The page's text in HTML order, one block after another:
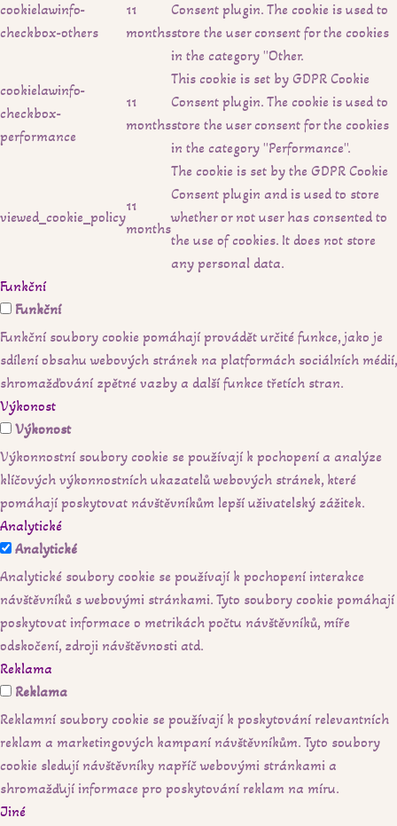
cookielawinfo-
checkbox-others
11
months
Consent plugin. The cookie is used to
store the user consent for the cookies
in the category "Other.
cookielawinfo-
checkbox-
performance
11
months
This cookie is set by GDPR Cookie
Consent plugin. The cookie is used to
store the user consent for the cookies
in the category "Performance".
viewed_cookie_policy
11
months
The cookie is set by the GDPR Cookie
Consent plugin and is used to store
whether or not user has consented to
the use of cookies. It does not store
any personal data.
Funkční
Funkční
Funkční soubory cookie pomáhají provádět určité funkce, jako je
sdílení obsahu webových stránek na platformách sociálních médií,
shromažďování zpětné vazby a další funkce třetích stran.
Výkonost
Výkonost
Výkonnostní soubory cookie se používají k pochopení a analýze
klíčových výkonnostních ukazatelů webových stránek, které
pomáhají poskytovat návštěvníkům lepší uživatelský zážitek.
Analytické
Analytické
Analytické soubory cookie se používají k pochopení interakce
návštěvníků s webovými stránkami. Tyto soubory cookie pomáhají
poskytovat informace o metrikách počtu návštěvníků, míře
odskočení, zdroji návštěvnosti atd.
Reklama
Reklama
Reklamní soubory cookie se používají k poskytování relevantních
reklam a marketingových kampaní návštěvníkům. Tyto soubory
cookie sledují návštěvníky napříč webovými stránkami a
shromažďují informace pro poskytování reklam na míru.
Jiné